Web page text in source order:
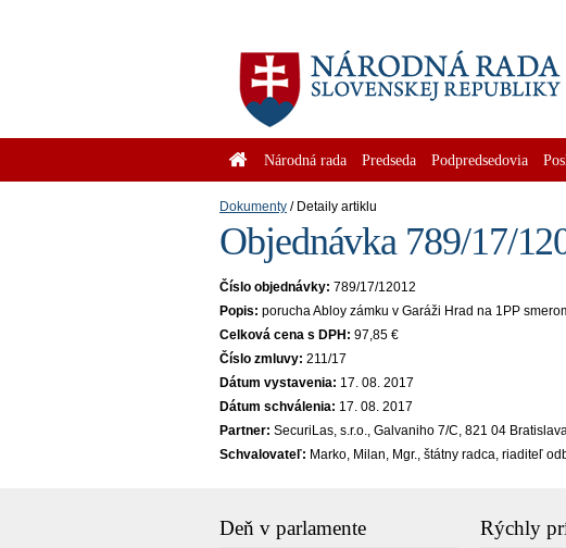
Národná rada Predseda Podpredsedovia
Dokumenty Detaily artiklu
Objednávka 789/17/
Číslo objednávky: 789/17/12012
Popis: porucha Abloy zámku v Garáži Hrad na 1PP
Celková cena s DPH: 97,85 €
Číslo zmluvy: 211/17
Dátum vystavenia: 17. 08. 2017
Dátum schválenia: 17. 08. 2017
Partner: SecuriLas, s.r.o., Galvaniho 7/C, 821 04
Schvalovateľ: Marko, Milan, Mgr., štátny radca, riaditeľ
Deň v parlamente Rýchly